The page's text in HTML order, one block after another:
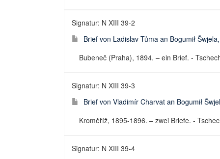
Signatur: N XIII 39-2
Brief von Ladislav Tůma an Bogumił
Bubeneč (Praha), 1894. – ein Brief. -
Signatur: N XIII 39-3
Brief von Vladimír Charvat an Bogumił
Kroměříž, 1895-1896. – zwei Briefe. -
Signatur: N XIII 39-4